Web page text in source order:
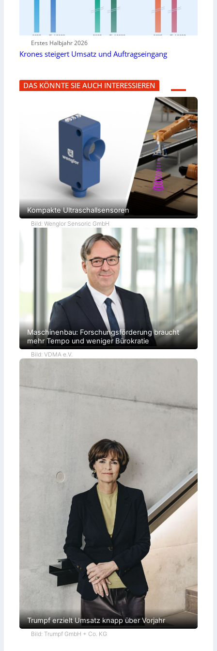
Erstes Halbjahr 2026
Krones steigert Umsatz und Auftragseingang
DAS KÖNNTE SIE AUCH INTERESSIEREN
Kompakte Ultraschallsensoren
Bild: Wenglor Sensoric GmbH
Maschinenbau: Forschungsförderung braucht
mehr Tempo und weniger Bürokratie
Bild: VDMA e.V.
Trumpf erzielt Umsatz knapp über Vorjahr
Bild: Trumpf GmbH + Co. KG